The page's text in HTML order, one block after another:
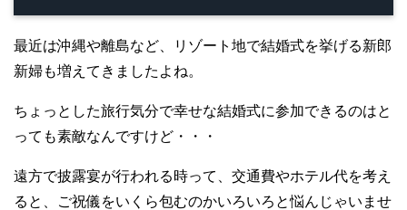
最近は沖縄や離島など、リゾート地で結婚式を挙げる新郎
新婦も増えてきましたよね。
ちょっとした旅行気分で幸せな結婚式に参加できるのはと
っても素敵なんですけど・・・
遠方で披露宴が行われる時って、交通費やホテル代を考え
ると、ご祝儀をいくら包むのかいろいろと悩んじゃいませ